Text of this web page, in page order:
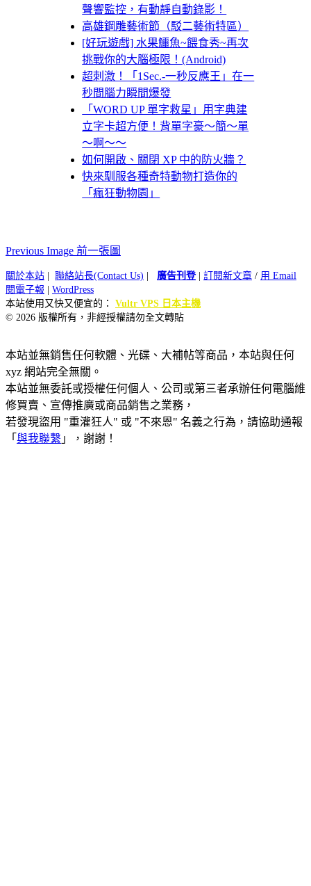
聲響監控，有動靜自動錄影！
高雄鋼雕藝術節（駁二藝術特區）
[好玩遊戲] 水果鱷魚~餵食秀~再次
挑戰你的大腦極限！(Android)
超刺激！「1Sec.-一秒反應王」在一
秒間腦力瞬間爆發
「WORD UP 單字救星」用字典建
立字卡超方便！背單字豪～簡～單
～啊～～
如何開啟、關閉 XP 中的防火牆？
快來馴服各種奇特動物打造你的
「瘋狂動物園」
Previous Image 前一張圖
關於本站 聯絡站長(Contact Us) 廣告刊登| 訂閱新文章 / 用 Email
閱電子報
WordPress
本站使用又快又便宜的： Vultr VPS 日本主機
© 2026 版權所有，非經授權請勿全文轉貼
本站並無銷售任何軟體、光碟、大補帖等商品，本站與任何
xyz 網站完全無關。
本站並無委託或授權任何個人、公司或第三者承辦任何電腦維
修買賣、宣傳推廣或商品銷售之業務，
若發現盜用 "重灌狂人" 或 "不來恩" 名義之行為，請協助通報
「 與我聯繫 」，謝謝！